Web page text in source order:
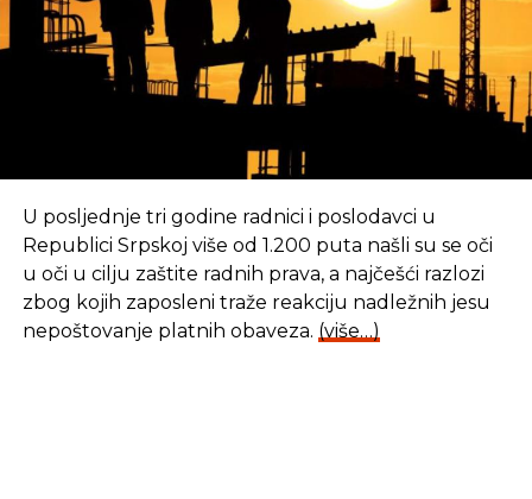
Kovačević: Zaštita ličnih podataka bit će sve
aktuelnija
NE PROPUSTITE
Zakon o notarima u FBiH je savršen i
U posljednje tri godine radnici i poslodavci u
Republici Srpskoj više od 1.200 puta našli su se oči
u oči u cilju zaštite radnih prava, a najčešći razlozi
zbog kojih zaposleni traže reakciju nadležnih jesu
nepoštovanje platnih obaveza. (više…)